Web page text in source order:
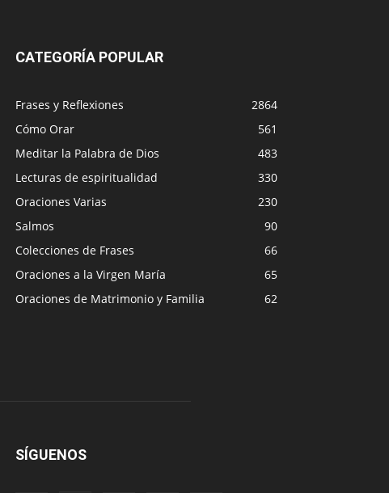
CATEGORÍA POPULAR
Frases y Reflexiones
2864
Cómo Orar
561
Meditar la Palabra de Dios
483
Lecturas de espiritualidad
330
Oraciones Varias
230
Salmos
90
Colecciones de Frases
66
Oraciones a la Virgen María
65
Oraciones de Matrimonio y Familia
62
SÍGUENOS